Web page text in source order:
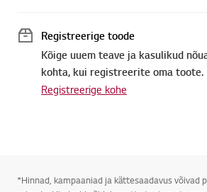
Registreerige toode
Kõige uuem teave ja kasulikud
kohta, kui registreerite oma toote.
Registreerige kohe
*Hinnad, kampaaniad ja kättesaadavus võivad